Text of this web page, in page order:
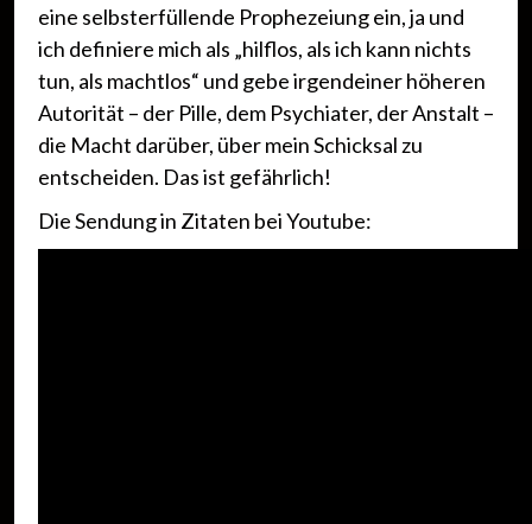
eine selbsterfüllende Prophezeiung ein, ja und
ich definiere mich als „hilflos, als ich kann nichts
tun, als machtlos“ und gebe irgendeiner höheren
Autorität – der Pille, dem Psychiater, der Anstalt –
die Macht darüber, über mein Schicksal zu
entscheiden. Das ist gefährlich!
Die Sendung in Zitaten bei Youtube: